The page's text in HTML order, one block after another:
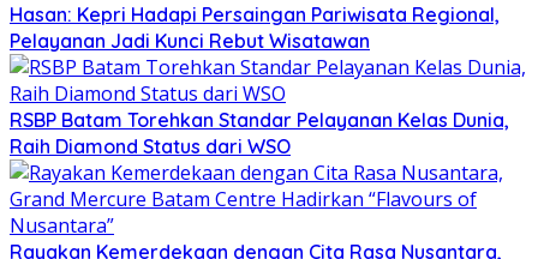
Hasan: Kepri Hadapi Persaingan Pariwisata Regional,
Pelayanan Jadi Kunci Rebut Wisatawan
RSBP Batam Torehkan Standar Pelayanan Kelas Dunia,
Raih Diamond Status dari WSO
Rayakan Kemerdekaan dengan Cita Rasa Nusantara,